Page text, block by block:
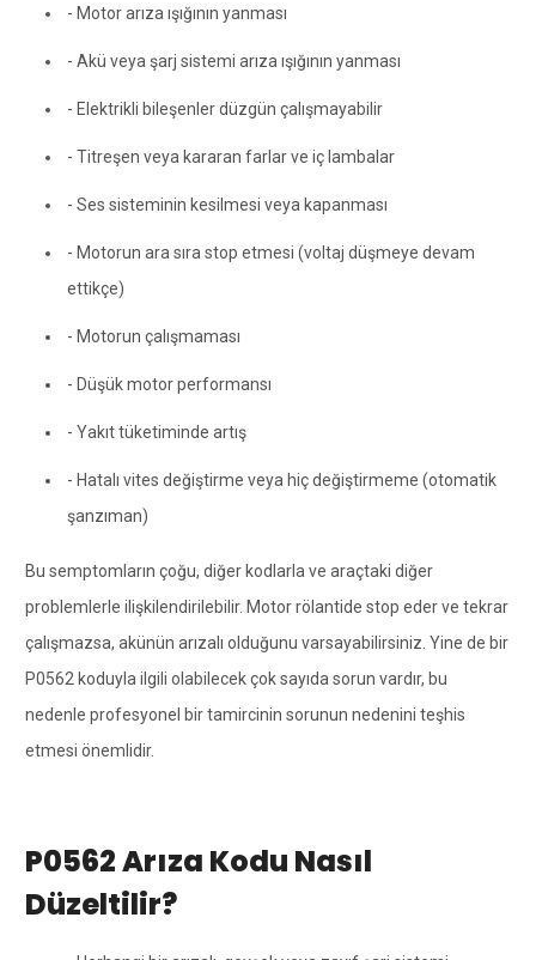
- Motor arıza ışığının yanması
- Akü veya şarj sistemi arıza ışığının yanması
- Elektrikli bileşenler düzgün çalışmayabilir
- Titreşen veya kararan farlar ve iç lambalar
- Ses sisteminin kesilmesi veya kapanması
- Motorun ara sıra stop etmesi (voltaj düşmeye devam
ettikçe)
- Motorun çalışmaması
- Düşük motor performansı
- Yakıt tüketiminde artış
- Hatalı vites değiştirme veya hiç değiştirmeme (otomatik
şanzıman)
Bu semptomların çoğu, diğer kodlarla ve araçtaki diğer
problemlerle ilişkilendirilebilir. Motor rölantide stop eder ve tekrar
çalışmazsa, akünün arızalı olduğunu varsayabilirsiniz. Yine de bir
P0562 koduyla ilgili olabilecek çok sayıda sorun vardır, bu
nedenle profesyonel bir tamircinin sorunun nedenini teşhis
etmesi önemlidir.
P0562 Arıza Kodu Nasıl
Düzeltilir?